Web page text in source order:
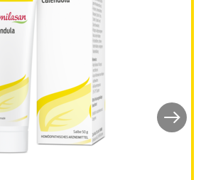
Similasan Calendula